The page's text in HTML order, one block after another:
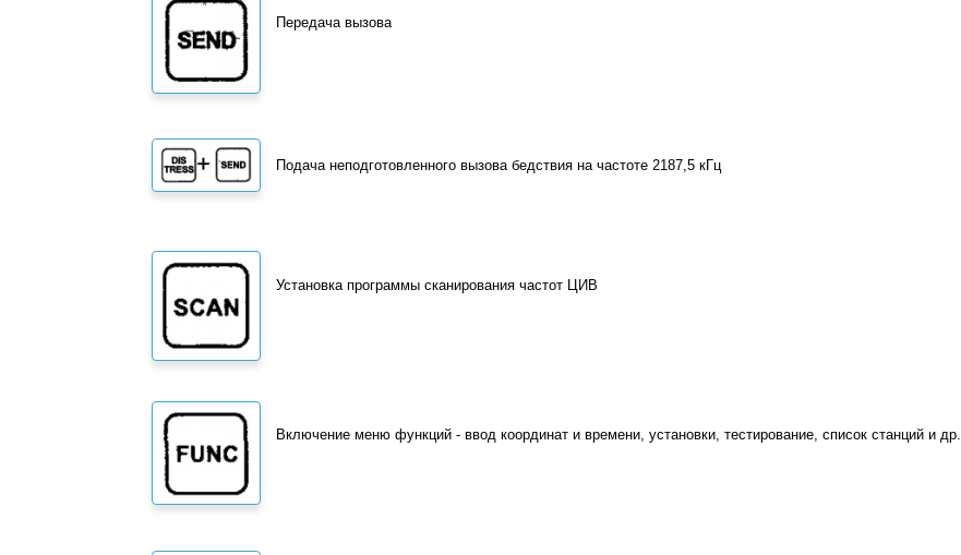
Передача вызова
Подача неподготовленного вызова бедствия на частоте 2187,5 кГц
Установка программы сканирования частот ЦИВ
Включение меню функций - ввод координат и времени, установки, тестирование, список станций и др.